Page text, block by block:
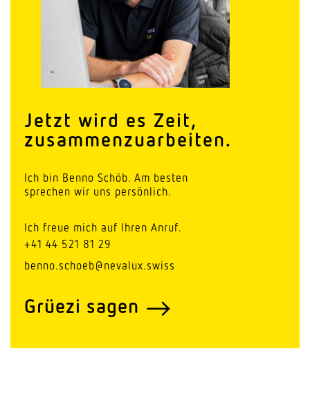
Jetzt wird es Zeit,
zusammenzuarbeiten.
Ich bin Benno Schöb. Am besten
sprechen wir uns persönlich.
Ich freue mich auf Ihren Anruf.
+41 44 521 81 29
benno.schoeb@nevalux.swiss
Grüezi sagen